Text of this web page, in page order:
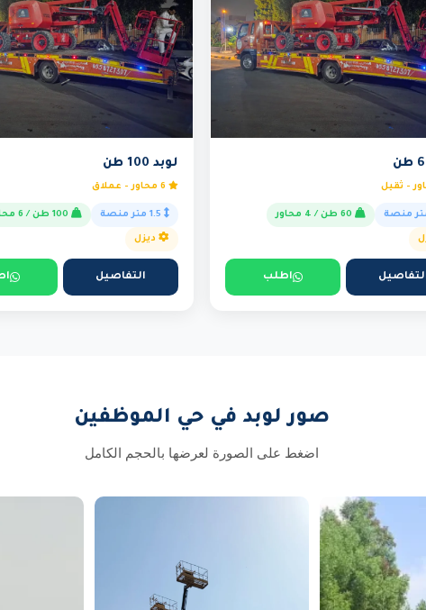
اطلب
لوبد 100 طن
ديزل
التفاصيل
صور لوبد في حي الموظفين
اضغط على الصورة لعرضها بالحجم الكامل